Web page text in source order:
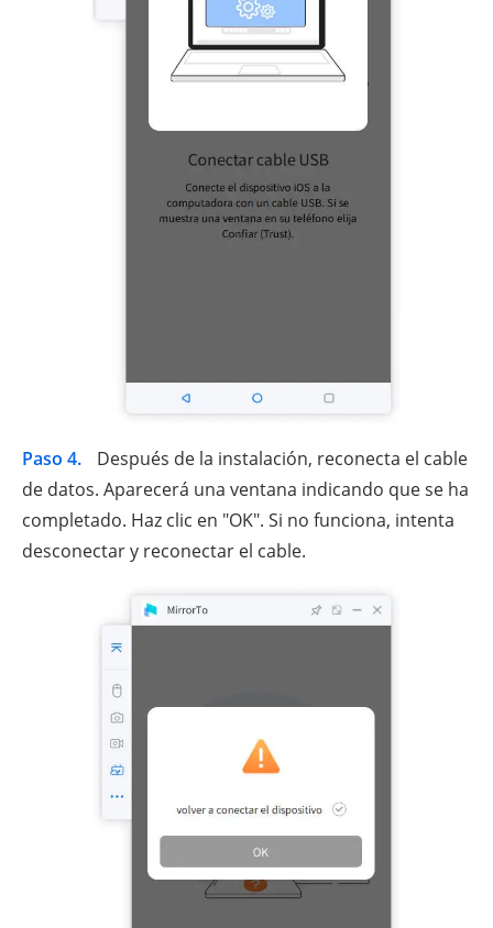
Paso 4.
Después de la instalación, reconecta el cable
de datos. Aparecerá una ventana indicando que se ha
completado. Haz clic en "OK". Si no funciona, intenta
desconectar y reconectar el cable.